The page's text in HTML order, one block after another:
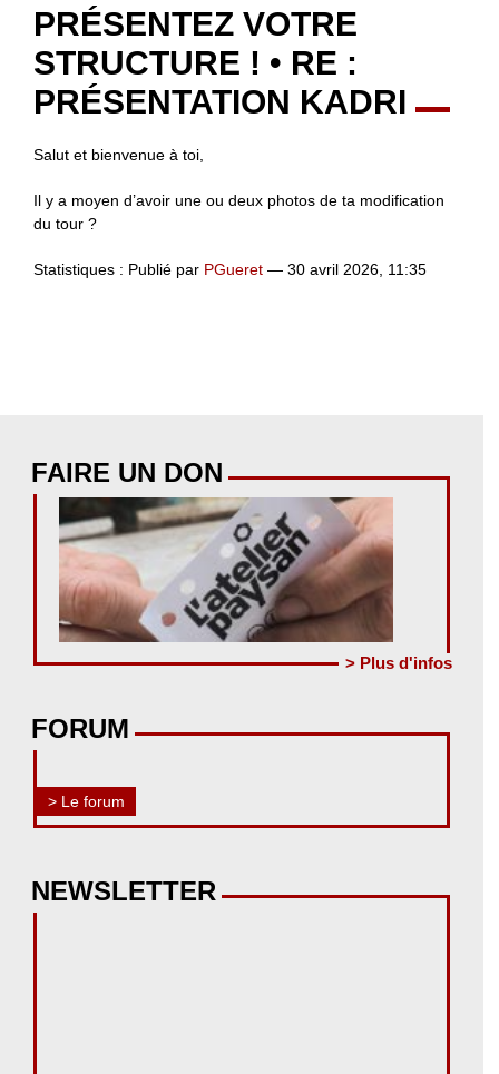
PRÉSENTEZ VOTRE
STRUCTURE ! • RE :
PRÉSENTATION KADRI
Salut et bienvenue à toi,
Il y a moyen d’avoir une ou deux photos de ta modification
du tour ?
Statistiques : Publié par PGueret — 30 avril 2026, 11:35
FAIRE UN DON
> Plus d'infos
FORUM
> Le forum
NEWSLETTER